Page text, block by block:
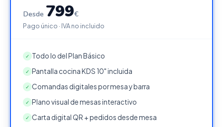
Desde 799€
Pago único · IVA no incluido
✓ Todo lo del Plan Básico
✓ Pantalla cocina KDS 10" incluida
✓ Comandas digitales por mesa y barra
✓ Plano visual de mesas interactivo
✓ Carta digital QR + pedidos desde mesa